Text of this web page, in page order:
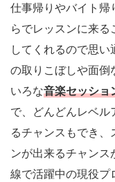
仕事帰りやバイト帰
らでレッスンに来
してくれるので思
の取りこぼしや面倒
いろな音楽セッショ
で、どんどんレベル
るチャンスもでき、
ンが出来るチャン
線で活躍中の現役プ